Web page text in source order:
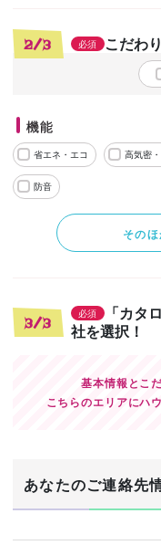
2/3 必須 こだわ
機能
省エネ・エコ 高気密
防音
その
3/3
必須
「カタ
社を選択！
基本情報とこ
こちらのエリアにハ
あなたのご連絡先